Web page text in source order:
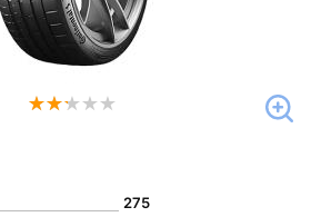
275